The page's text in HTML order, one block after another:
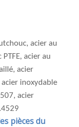
acier au
acier au
acier
inoxydable
acier
pièces du